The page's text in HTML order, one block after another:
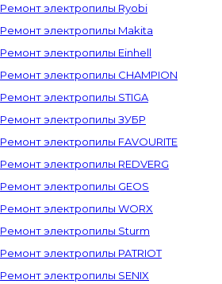
Ремонт электропилы Ryobi
Ремонт электропилы Makita
Ремонт электропилы Einhell
Ремонт электропилы CHAMPION
Ремонт электропилы STIGA
Ремонт электропилы ЗУБР
Ремонт электропилы FAVOURITE
Ремонт электропилы REDVERG
Ремонт электропилы GEOS
Ремонт электропилы WORX
Ремонт электропилы Sturm
Ремонт электропилы PATRIOT
Ремонт электропилы SENIX